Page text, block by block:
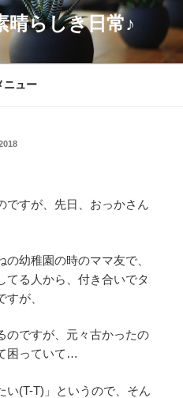
晴らしき日常♪
ニュー
ですが、先日、おっかさん
幼稚園の時のママ友で、
てる人から、付き合いでタ
が、
のですが、元々古かったの
困っていて…
い(T-T)」というので、そん